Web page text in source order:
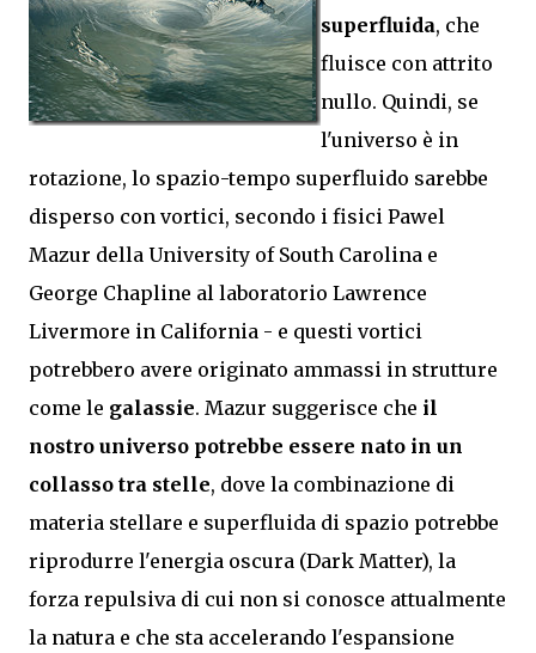
superfluida, che
fluisce con attrito
nullo. Quindi, se
l'universo è in
rotazione, lo spazio-tempo superfluido sarebbe
disperso con vortici, secondo i fisici Pawel
Mazur della University of South Carolina e
George Chapline al laboratorio Lawrence
Livermore in California - e questi vortici
potrebbero avere originato ammassi in strutture
come le galassie. Mazur suggerisce che il
nostro universo potrebbe essere nato in un
collasso tra stelle, dove la combinazione di
materia stellare e superfluida di spazio potrebbe
riprodurre l'energia oscura (Dark Matter), la
forza repulsiva di cui non si conosce attualmente
la natura e che sta accelerando l'espansione